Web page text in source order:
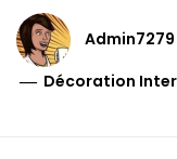
Admin7279
Décoration